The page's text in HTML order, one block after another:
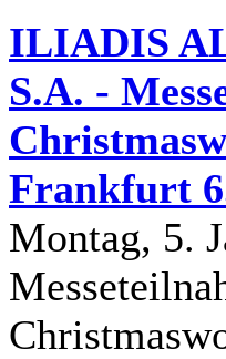
ILIADIS
S.A. -
Frankfurt
Montag, 5.